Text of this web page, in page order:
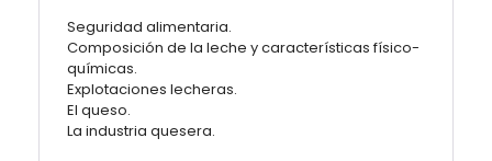
Seguridad alimentaria.
Composición de la leche y características físico-
químicas.
Explotaciones lecheras.
El queso.
La industria quesera.